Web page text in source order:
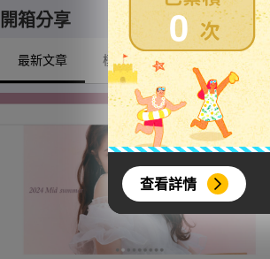
0
查看詳情
開箱分享
最新文章 模型/動漫周邊 戶外/露營